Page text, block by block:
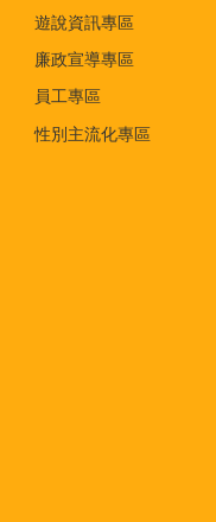
遊說資訊專區
廉政宣導專區
員工專區
性別主流化專區